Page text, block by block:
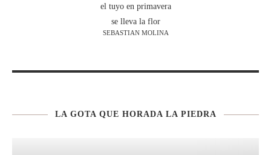
el tuyo en primavera
se lleva la flor
SEBASTIAN MOLINA
LA GOTA QUE HORADA LA PIEDRA